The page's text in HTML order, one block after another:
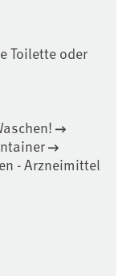
Toilette oder
- Arzneimittel